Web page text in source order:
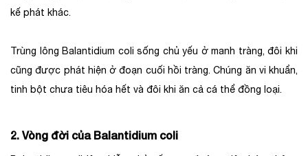
kế phát khác.
Trùng lông Balantidium coli sống chủ yếu ở manh tràng, đôi khi
cũng được phát hiện ở đoạn cuối hồi tràng. Chúng ăn vi khuẩn,
tinh bột chưa tiêu hóa hết và đôi khi ăn cả cá thể đồng loại.
2. Vòng đời của Balantidium coli